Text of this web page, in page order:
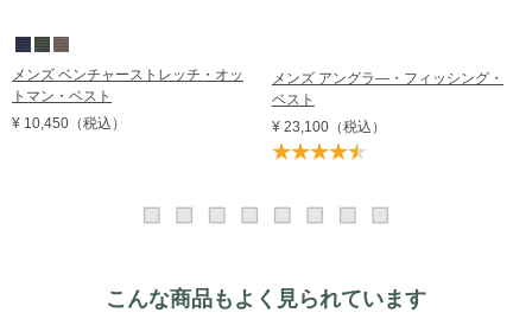
メンズ ベンチャーストレッチ・オッ
トマン・ベスト
¥ 10,450 （税込）
メンズ アングラ―・フィッシング・
ベスト
¥ 23,100（税込）
こんな商品もよく見られています